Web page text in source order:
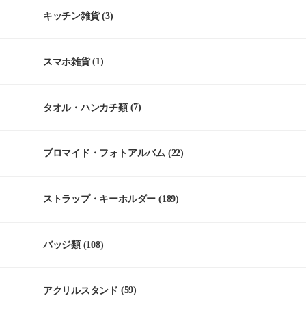
キッチン雑貨(3)
スマホ雑貨(1)
タオル・ハンカチ類(7)
ブロマイド・フォトアルバム (22)
ストラップ・キーホルダー (189)
バッジ類(108)
アクリルスタンド (59)